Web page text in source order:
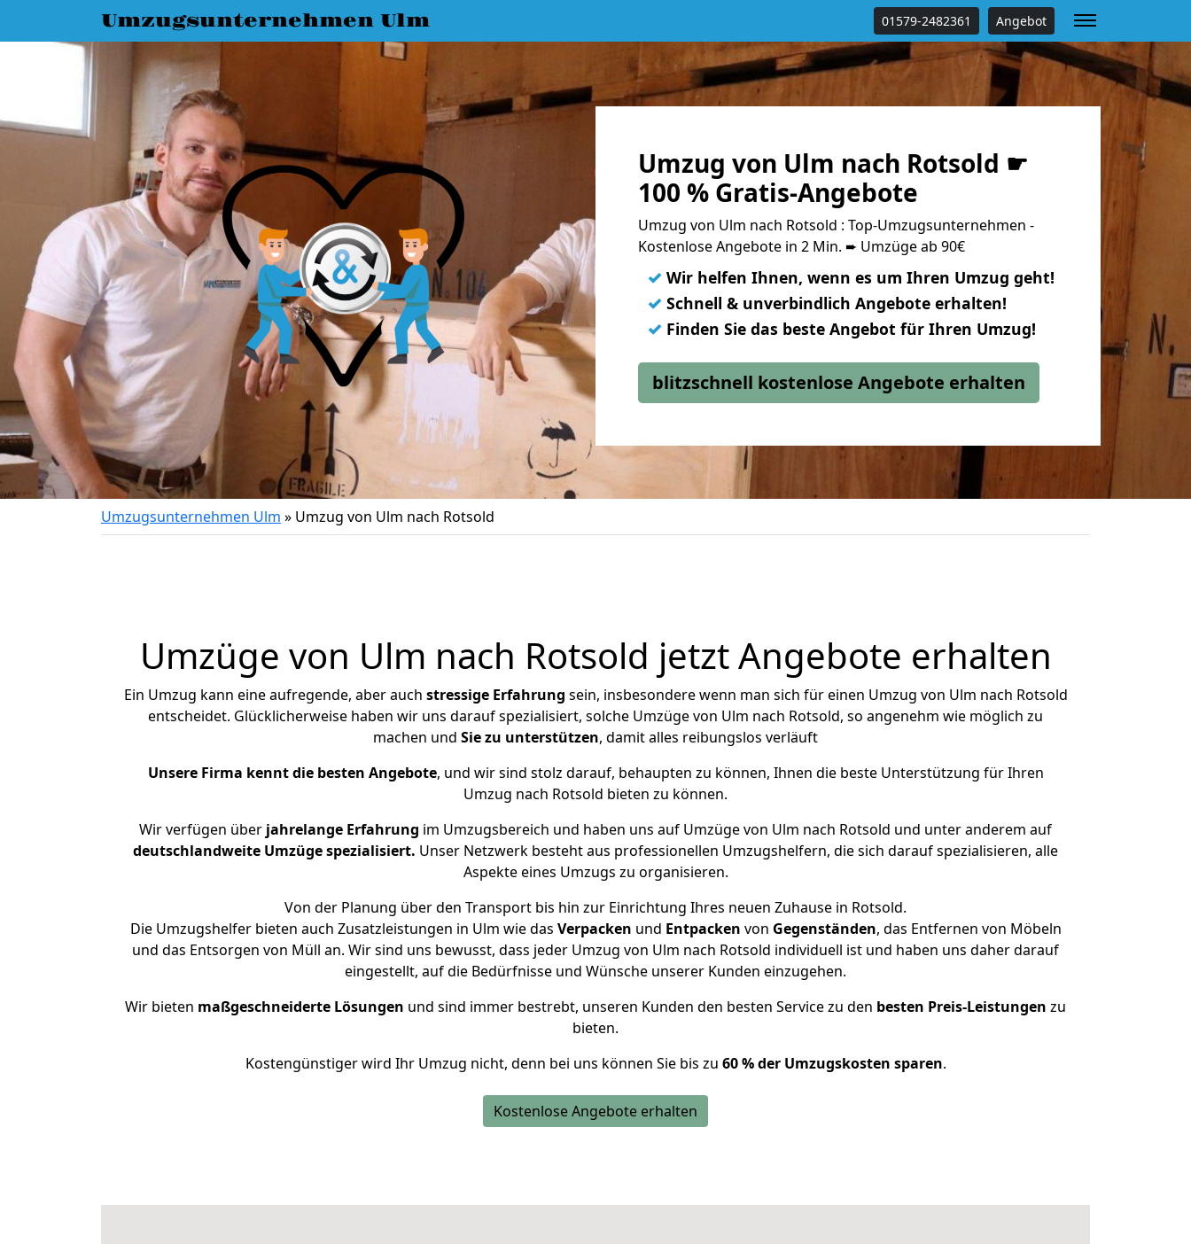
Umzugsunternehmen Ulm 01579-2482361 Angebot
Umzug von Ulm nach Rotsold ☛
100 % Gratis-Angebote
Umzug von Ulm nach Rotsold : Top-Umzugsunternehmen -
Kostenlose Angebote in 2 Min. ➨ Umzüge ab 90€
✓ Wir helfen Ihnen, wenn es um Ihren Umzug geht!
✓ Schnell & unverbindlich Angebote erhalten!
✓ Finden Sie das beste Angebot für Ihren Umzug!
blitzschnell kostenlose Angebote erhalten
Umzugsunternehmen Ulm » Umzug von Ulm nach Rotsold
Umzüge von Ulm nach Rotsold jetzt Angebote erhalten
Ein Umzug kann eine aufregende, aber auch stressige Erfahrung sein, insbesondere wenn man sich für einen Umzug von Ulm nach Rotsold
entscheidet. Glücklicherweise haben wir uns darauf spezialisiert, solche Umzüge von Ulm nach Rotsold, so angenehm wie möglich zu
machen und Sie zu unterstützen, damit alles reibungslos verläuft
Unsere Firma kennt die besten Angebote, und wir sind stolz darauf, behaupten zu können, Ihnen die beste Unterstützung für Ihren
Umzug nach Rotsold bieten zu können.
Wir verfügen über jahrelange Erfahrung im Umzugsbereich und haben uns auf Umzüge von Ulm nach Rotsold und unter anderem auf
deutschlandweite Umzüge spezialisiert. Unser Netzwerk besteht aus professionellen Umzugshelfern, die sich darauf spezialisieren, alle
Aspekte eines Umzugs zu organisieren.
Von der Planung über den Transport bis hin zur Einrichtung Ihres neuen Zuhause in Rotsold.
Die Umzugshelfer bieten auch Zusatzleistungen in Ulm wie das Verpacken und Entpacken von Gegenständen, das Entfernen von Möbeln
und das Entsorgen von Müll an. Wir sind uns bewusst, dass jeder Umzug von Ulm nach Rotsold individuell ist und haben uns daher darauf
eingestellt, auf die Bedürfnisse und Wünsche unserer Kunden einzugehen.
Wir bieten maßgeschneiderte Lösungen und sind immer bestrebt, unseren Kunden den besten Service zu den besten Preis-Leistungen zu
bieten.
Kostengünstiger wird Ihr Umzug nicht, denn bei uns können Sie bis zu 60 % der Umzugskosten sparen.
Kostenlose Angebote erhalten